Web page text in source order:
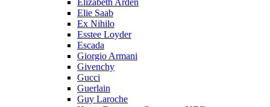
Elizabeth Arden
Elie Saab
Ex Nihilo
Esstee Loyder
Escada
Giorgio Armani
Givenchy
Gucci
Guerlain
Guy Laroche